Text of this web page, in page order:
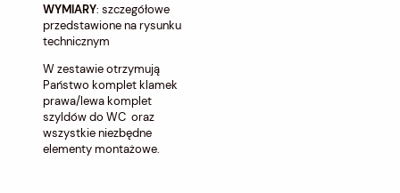
WYMIARY: szczegółowe
przedstawione na rysunku
technicznym
W zestawie otrzymują
Państwo komplet klamek
prawa/lewa komplet
szyldów do WC oraz
wszystkie niezbędne
elementy montażowe.